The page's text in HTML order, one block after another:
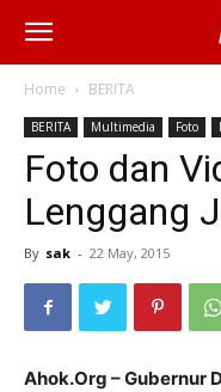
Home BERITA
BERITA Multimedia Foto
Foto dan
Lenggang
By sak - 22 May, 2015
Ahok.Org – Gubernur